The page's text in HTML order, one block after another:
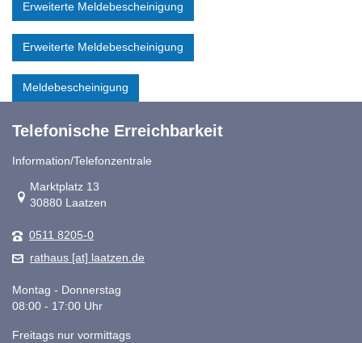
Erweiterte Meldebescheinigung
Erweiterte Meldebescheinigung
Meldebescheinigung
Telefonische Erreichbarkeit
Information/Telefonzentrale
Link zur Google-Maps Navigation
Marktplatz 13
30880 Laatzen
0511 8205-0
rathaus [at] laatzen.de
Montag - Donnerstag
08:00 - 17:00 Uhr
Freitags nur vormittags